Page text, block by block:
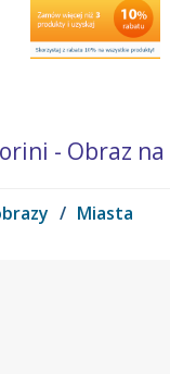
- Obraz na
/ Miasta